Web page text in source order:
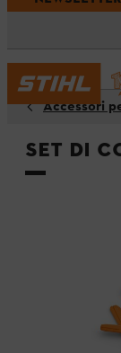
Accessori
Set di